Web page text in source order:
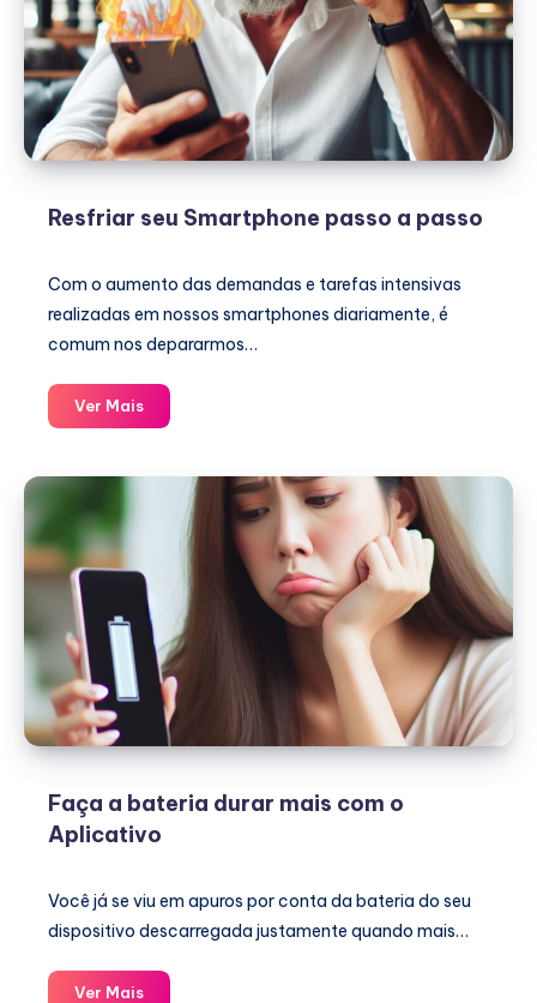
Resfriar seu Smartphone passo a passo
Com o aumento das demandas e tarefas intensivas
realizadas em nossos smartphones diariamente, é
comum nos depararmos…
Ver MaisResfriar
seu
passo
Faça a bateria durar mais com o
Aplicativo
Você já se viu em apuros por conta da bateria do seu
dispositivo descarregada justamente quando mais…
Ver MaisFaça